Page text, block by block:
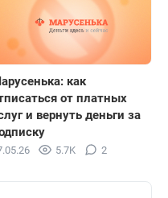
как
от платных
и вернуть деньги за
5.7K 2